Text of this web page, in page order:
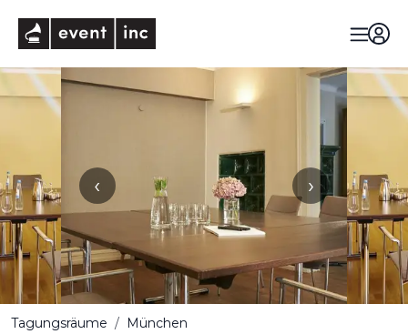
‹ ›
Tagungsräume
München